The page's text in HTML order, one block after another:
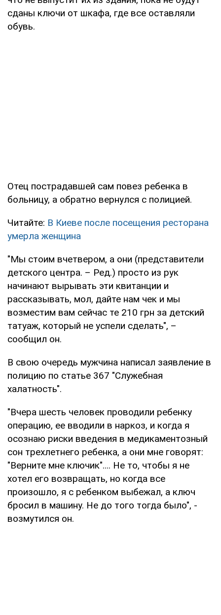
сданы ключи от шкафа, где все оставляли
обувь.
Отец пострадавшей сам повез ребенка в
больницу, а обратно вернулся с полицией.
Читайте: В Киеве после посещения ресторана
умерла женщина
"Мы стоим вчетвером, а они (представители
детского центра. – Ред.) просто из рук
начинают вырывать эти квитанции и
рассказывать, мол, дайте нам чек и мы
возместим вам сейчас те 210 грн за детский
татуаж, который не успели сделать", –
сообщил он.
В свою очередь мужчина написал заявление в
полицию по статье 367 "Служебная
халатность".
"Вчера шесть человек проводили ребенку
операцию, ее вводили в наркоз, и когда я
осознаю риски введения в медикаментозный
сон трехлетнего ребенка, а они мне говорят:
"Верните мне ключик".... Не то, чтобы я не
хотел его возвращать, но когда все
произошло, я с ребенком выбежал, а ключ
бросил в машину. Не до того тогда было", -
возмутился он.